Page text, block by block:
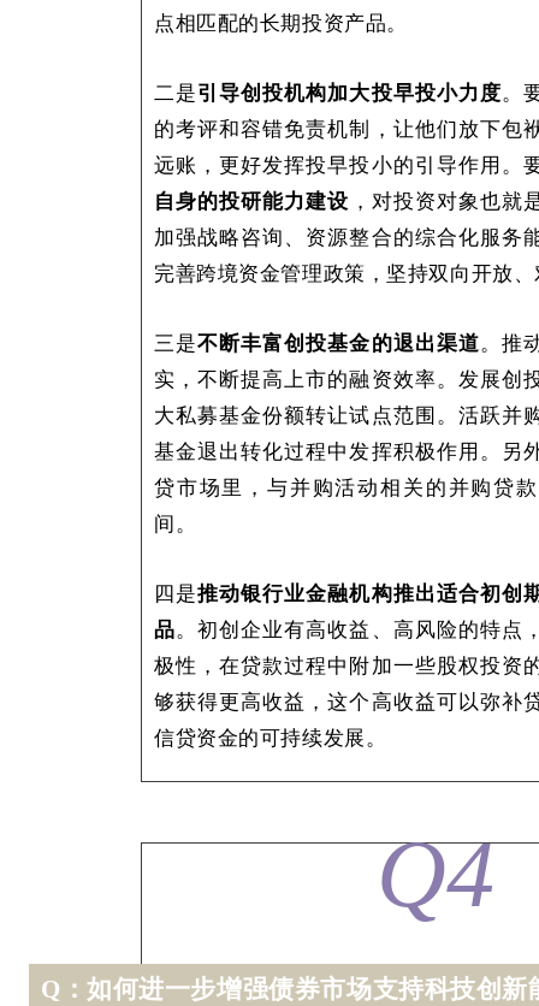
点相匹配的长期投资产品。
二是引导创投机构加大投早投小力度。
的考评和容错免责机制，让他们放下包
远账，更好发挥投早投小的引导作用。
自身的投研能力建设 ，对投资对象也就
加强战略咨询、资源整合的综合化服务
完善跨境资金管理政策，坚持双向开放
三是不断丰富创投基金的退出渠道。推
实，不断提高上市的融资效率。发展创
大私募基金份额转让试点范围。活跃并
基金退出转化过程中发挥积极作用。另
贷市场里，与并购活动相关的并购贷
间。
四是推动银行业金融机构推出适合初创
品。初创企业有高收益、高风险的特点
极性，在贷款过程中附加一些股权投资
够获得更高收益，这个高收益可以弥补
信贷资金的可持续发展。
Q4
Q：如何进一步增强债券市场支持科技创新